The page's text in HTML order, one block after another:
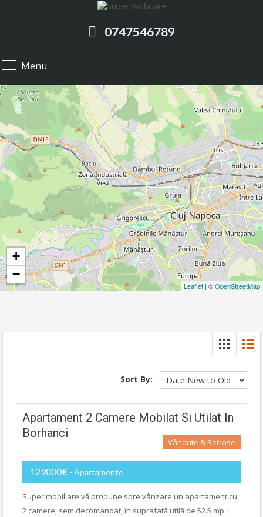
0747546789
Menu
+
−
Leaflet | ©OpenStreetMap
Sort By:
Apartament 2 Camere Mobilat Si Utilat In
Borhanci
Vândute & Retrase
129000€ - Apartamente
SuperImobiliare vă propune spre vânzare un apartament cu
2 camere, semidecomandat, în suprafată utilă de 52.5 mp +